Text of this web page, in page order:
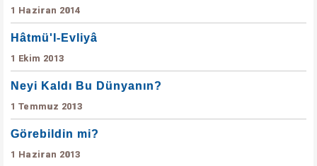
1 Haziran 2014
Hâtmü'l-Evliyâ
1 Ekim 2013
Neyi Kaldı Bu Dünyanın?
1 Temmuz 2013
Görebildin mi?
1 Haziran 2013